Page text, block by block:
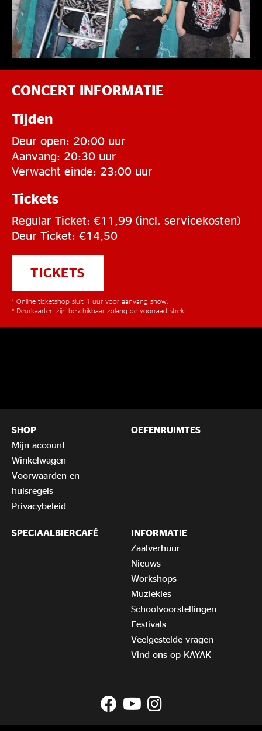
CONCERT INFORMATIE
Tijden
Deur open: 20:00 uur
Aanvang: 20:30 uur
Verwacht einde: 23:00 uur
Tickets
Regular Ticket: €11,99 (incl. servicekosten)
Deur Ticket: €14,50
TICKETS
* Online ticketshop sluit 1 uur voor aanvang show.
* Deurkaarten zijn beschikbaar zolang de voorraad strekt.
SHOP
Mijn account
Winkelwagen
Voorwaarden en
huisregels
Privacybeleid
OEFENRUIMTES
SPECIAALBIERCAFÉ
INFORMATIE
Zaalverhuur
Nieuws
Workshops
Muziekles
Schoolvoorstellingen
Festivals
Veelgestelde vragen
Vind ons op KAYAK